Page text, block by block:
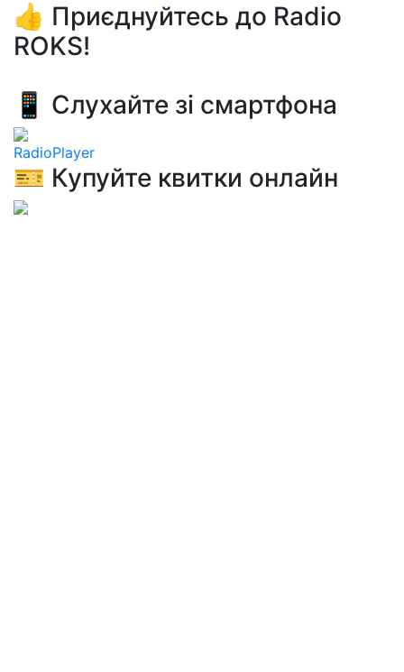
👍 Приєднуйтесь до Radio
ROKS!
📱 Слухайте зі смартфона
RadioPlayer
🎫 Купуйте квитки онлайн